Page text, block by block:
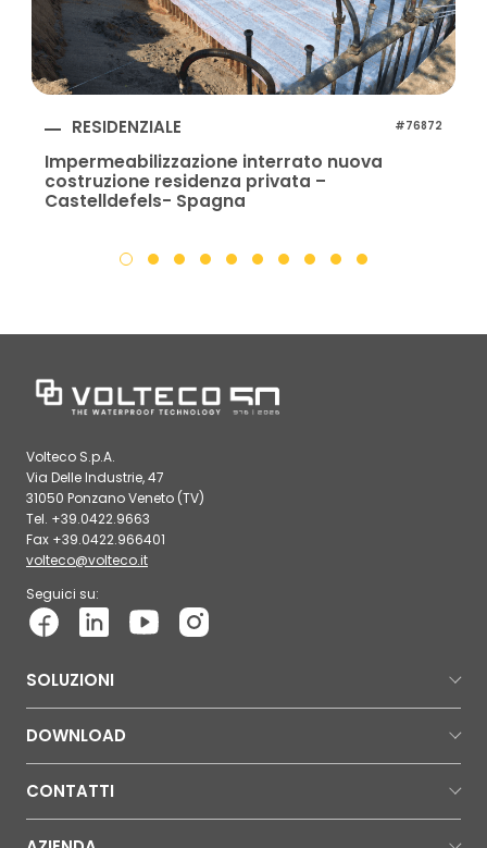
RESIDENZIALE #76872
Impermeabilizzazione interrato nuova
costruzione residenza privata –
Castelldefels- Spagna
Volteco S.p.A.
Via Delle Industrie, 47
31050 Ponzano Veneto (TV)
Tel. +39.0422.9663
Fax +39.0422.966401
volteco@volteco.it
Seguici su:
SOLUZIONI
DOWNLOAD
CONTATTI